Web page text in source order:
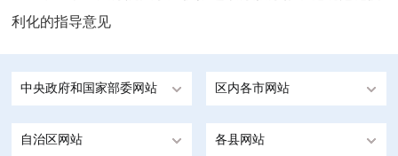
利化的指导意见
中央政府和国家部委网站 区内各市网站
自治区网站 各县网站